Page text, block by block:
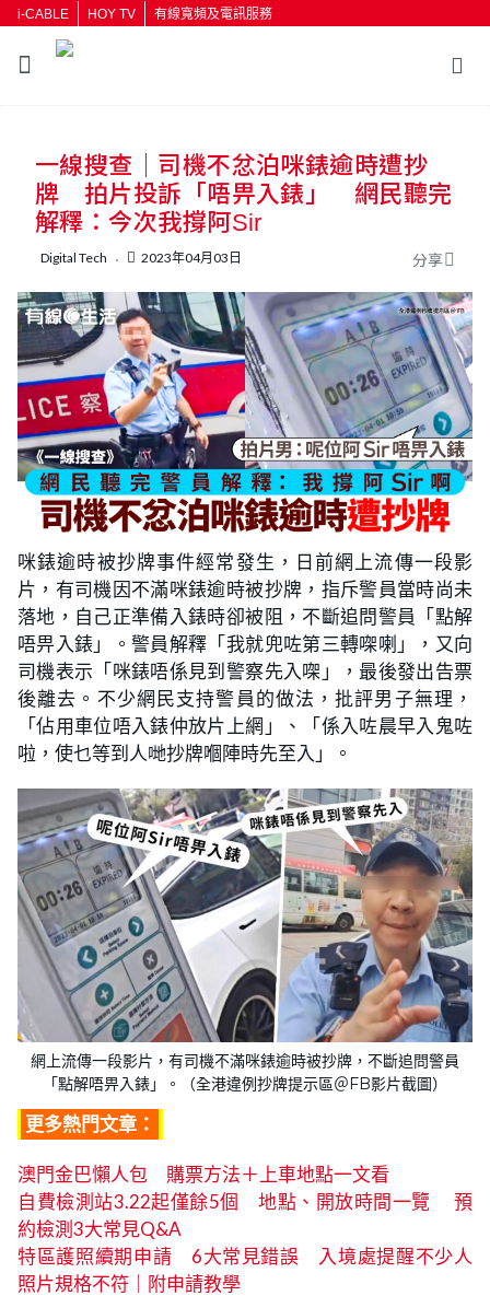
i-CABLE HOY TV 有線寬頻及電訊服務
按輸入鍵開始搜尋
一線搜查｜司機不忿泊咪錶逾時遭抄
牌 拍片投訴「唔畀入錶」 網民聽完
解釋：今次我撐阿Sir
Digital Tech 2023年04月03日 分享
咪錶逾時被抄牌事件經常發生，日前網上流傳一段影
片，有司機因不滿咪錶逾時被抄牌，指斥警員當時尚未
落地，自己正準備入錶時卻被阻，不斷追問警員「點解
唔畀入錶」。警員解釋「我就兜咗第三轉㗎喇」，又向
司機表示「咪錶唔係見到警察先入㗎」，最後發出告票
後離去。不少網民支持警員的做法，批評男子無理，
「佔用車位唔入錶仲放片上網」、「係入咗晨早入鬼咗
啦，使乜等到人哋抄牌嗰陣時先至入」。
網上流傳一段影片，有司機不滿咪錶逾時被抄牌，不斷追問警員
「點解唔畀入錶」。（全港違例抄牌提示區＠FB影片截圖）
更多熱門文章：
澳門金巴懶人包 購票方法＋上車地點一文看
自費檢測站3.22起僅餘5個 地點、開放時間一覽 預
約檢測3大常見Q&A
特區護照續期申請 6大常見錯誤 入境處提醒不少人
照片規格不符｜附申請教學